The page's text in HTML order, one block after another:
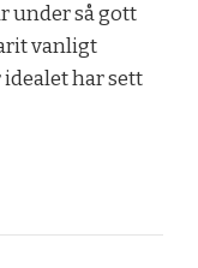
under så gott
vanligt
har sett